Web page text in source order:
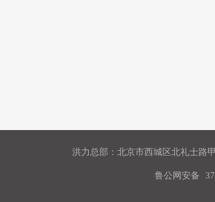
洪力总部：北京市西城区北礼士路
鲁公网安备